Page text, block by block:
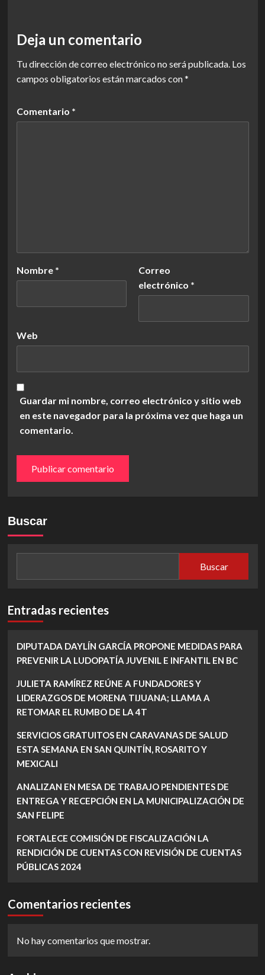
Deja un comentario
Tu dirección de correo electrónico no será publicada. Los
campos obligatorios están marcados con*
Comentario *
Nombre *
Correo
electrónico *
Web
Guardar mi nombre, correo electrónico y sitio web
en este navegador para la próxima vez que haga un
comentario.
Buscar
Buscar
Entradas recientes
DIPUTADA DAYLÍN GARCÍA PROPONE MEDIDAS PARA
PREVENIR LA LUDOPATÍA JUVENIL E INFANTIL EN BC
JULIETA RAMÍREZ REÚNE A FUNDADORES Y
LIDERAZGOS DE MORENA TIJUANA; LLAMA A
RETOMAR EL RUMBO DE LA 4T
SERVICIOS GRATUITOS EN CARAVANAS DE SALUD
ESTA SEMANA EN SAN QUINTÍN, ROSARITO Y
MEXICALI
ANALIZAN EN MESA DE TRABAJO PENDIENTES DE
ENTREGA Y RECEPCIÓN EN LA MUNICIPALIZACIÓN DE
SAN FELIPE
FORTALECE COMISIÓN DE FISCALIZACIÓN LA
RENDICIÓN DE CUENTAS CON REVISIÓN DE CUENTAS
PÚBLICAS 2024
Comentarios recientes
No hay comentarios que mostrar.